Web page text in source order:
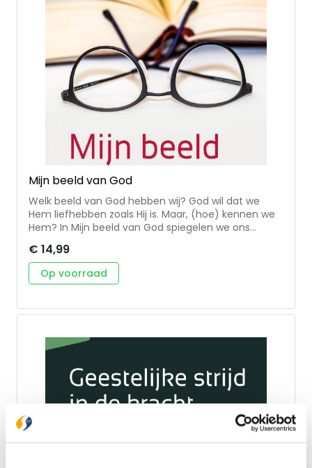
Mijn beeld van God
Welk beeld van God hebben wij? God wil dat we
Hem liefhebben zoals Hij is. Maar, (hoe) kennen we
Hem? In Mijn beeld van God spiegelen we ons
Bijbel. Ds. A. van Zetten besteedt daarnaast
aandacht aan hoe het fout kan gaan met ons
Godsbeeld, bijvoorbeeld door onze opvoeding of
vragen over Gods toorn en liefde komen aan de
€ 14,99
Op voorraad